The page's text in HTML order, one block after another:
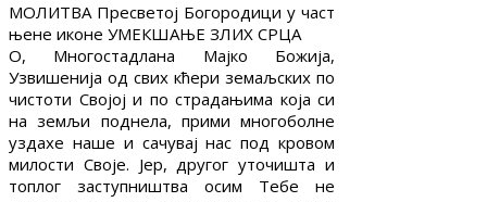
МОЛИТВА Пресветој Богородици у част
њене иконе УМЕКШАЊЕ ЗЛИХ СРЦА
О, Многостадлана Мајко Божија,
Узвишенија од свих кћери земаљских по
чистоти Својој и по страдањима која си
на земљи поднела, прими многоболне
уздахе наше и сачувај нас под кровом
милости Своје. Јер, другог уточишта и
топлог заступништва осим Тебе не